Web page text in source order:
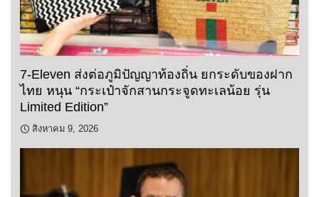
7-Eleven ส่งต่อภูมิปัญญาท้องถิ่น ยกระดับของฝาก
ไทย หนุน “กระเป๋าจักสานกระจูดทะเลน้อย รุ่น
Limited Edition”
สิงหาคม 9, 2026